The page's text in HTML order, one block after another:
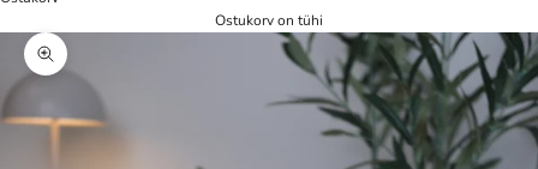
Ostukorv on tühi
Zoom